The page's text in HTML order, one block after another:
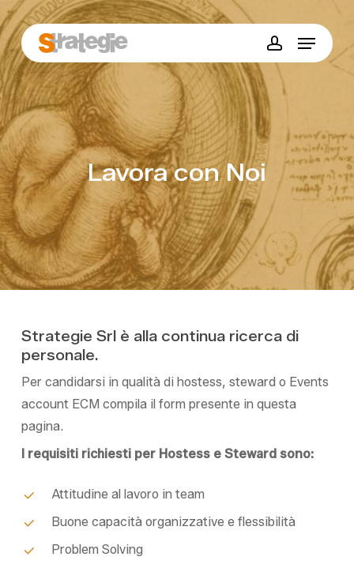
Skip
to
main
content
account
Menu
Lavora con Noi
Strategie Srl è alla continua ricerca di
personale.
Per candidarsi in qualità di hostess, steward o Events
account ECM compila il form presente in questa
pagina.
I requisiti richiesti per Hostess e Steward sono:
Attitudine al lavoro in team
Buone capacità organizzative e flessibilità
Problem Solving